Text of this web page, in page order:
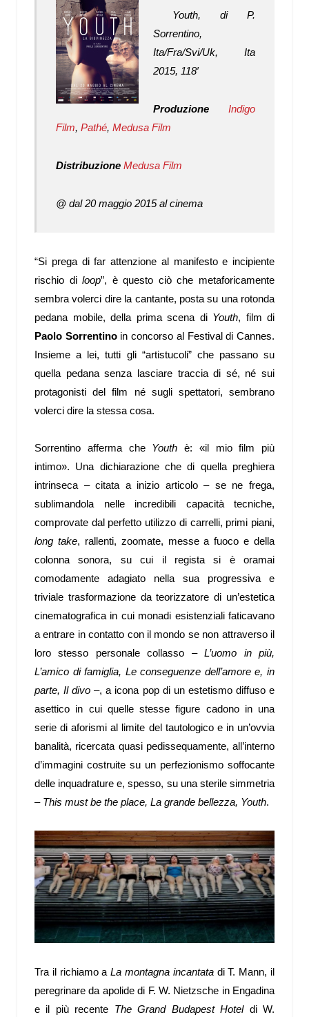
Youth, di P.
Sorrentino,
Ita/Fra/Svi/Uk, Ita
2015, 118′
ProduzioneIndigo
Film, Pathé, Medusa Film
Distribuzione Medusa Film
@ dal 20 maggio 2015 al cinema
“Si prega di far attenzione al manifesto e incipiente
rischio diloop”, è questo ciò che metaforicamente
sembra volerci dire la cantante, posta su una rotonda
pedana mobile, della prima scena di Youth, film di
Paolo Sorrentino in concorso al Festival di Cannes.
Insieme a lei, tutti gli “artistucoli” che passano su
quella pedana senza lasciare traccia di sé, né sui
protagonisti del film né sugli spettatori, sembrano
volerci dire la stessa cosa.
Sorrentino afferma che Youth è: «il mio film più
intimo». Una dichiarazione che di quella preghiera
intrinseca – citata a inizio articolo – se ne frega,
sublimandola nelle incredibili capacità tecniche,
comprovate dal perfetto utilizzo di carrelli, primi piani,
long take, rallenti, zoomate, messe a fuoco e della
colonna sonora, su cui il regista si è oramai
comodamente adagiato nella sua progressiva e
triviale trasformazione da teorizzatore di un’estetica
cinematografica in cui monadi esistenziali faticavano
a entrare in contatto con il mondo se non attraverso il
loro stesso personale collasso –L’uomo in più,
L’amico di famiglia, Le conseguenze dell’amore e, in
parte, Il divo –, a icona pop di un estetismo diffuso e
asettico in cui quelle stesse figure cadono in una
serie di aforismi al limite del tautologico e in un’ovvia
banalità, ricercata quasi pedissequamente, all’interno
d’immagini costruite su un perfezionismo soffocante
delle inquadrature e, spesso, su una sterile simmetria
– This must be the place, La grande bellezza, Youth.
Tra il richiamo aLa montagna incantata di T. Mann, il
peregrinare da apolide di F. W. Nietzsche in Engadina
e il più recente The Grand Budapest Hotel di W.